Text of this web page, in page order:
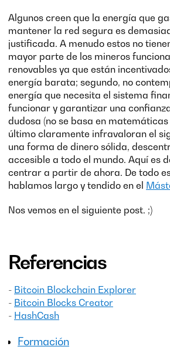
Algunos creen que la energía que
mantener la red segura es
justificada. A menudo estos no
mayor parte de los mineros
renovables ya que están
energía barata; segundo, no
energía que necesita el sistema
funcionar y garantizar una
dudosa (no se basa en matemáticas
último claramente infravaloran el
una forma de dinero sólida,
accesible a todo el mundo. Aquí es
centrar a partir de ahora. De todo
hablamos largo y tendido en el
Nos vemos en el siguiente post. ;)
Referencias
- Bitcoin Blockchain Explorer
- Bitcoin Blocks Creator
- HashCash
Formación